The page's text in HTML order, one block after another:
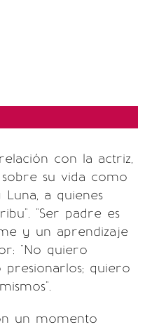
con la actriz,
su vida como
a quienes
"Ser padre es
y un aprendizaje
"No quiero
presionarlos; quiero
un momento